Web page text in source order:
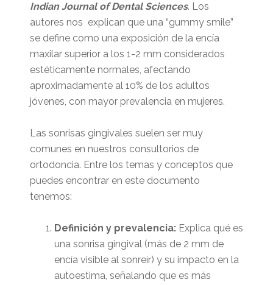
Indian Journal of Dental Sciences. Los
autores nos explican que una “gummy smile”
se define como una exposición de la encía
maxilar superior a los 1-2 mm considerados
estéticamente normales, afectando
aproximadamente al 10% de los adultos
jóvenes, con mayor prevalencia en mujeres.
Las sonrisas gingivales suelen ser muy
comunes en nuestros consultorios de
ortodoncia. Entre los temas y conceptos que
puedes encontrar en este documento
tenemos:
Definición y prevalencia:Explica qué es
una sonrisa gingival (más de 2 mm de
encía visible al sonreír) y su impacto en la
autoestima, señalando que es más